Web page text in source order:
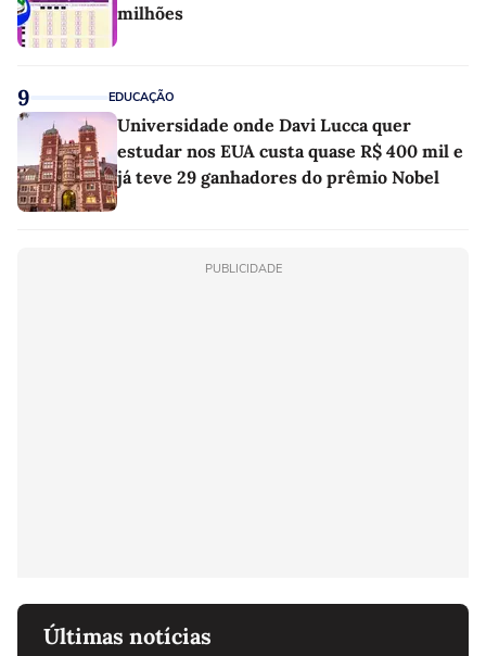
milhões
9 EDUCAÇÃO
Universidade onde Davi Lucca quer
estudar nos EUA custa quase R$ 400 mil e
já teve 29 ganhadores do prêmio Nobel
PUBLICIDADE
Últimas notícias